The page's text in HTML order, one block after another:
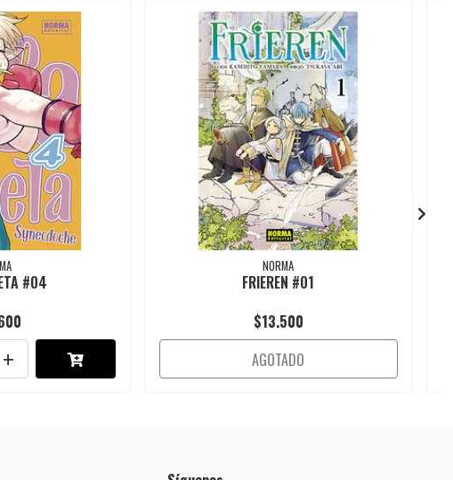
#04
+
NORMA
FRIEREN #01
$13.500
AGOTADO